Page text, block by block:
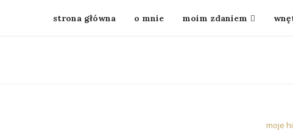
strona główna o mnie moim zdaniem
moje